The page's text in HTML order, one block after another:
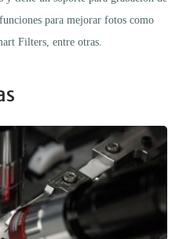
para mejorar fotos como
Filters, entre otras.